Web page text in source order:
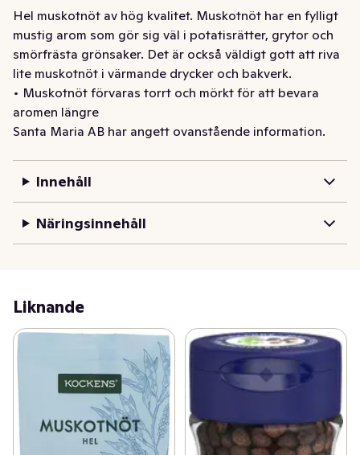
Hel muskotnöt av hög kvalitet. Muskotnöt har en fylligt
mustig arom som gör sig väl i potatisrätter, grytor och
smörfrästa grönsaker. Det är också väldigt gott att riva
lite muskotnöt i värmande drycker och bakverk.
• Muskotnöt förvaras torrt och mörkt för att bevara
aromen längre
Santa Maria AB har angett ovanstående information.
Innehåll
Näringsinnehåll
Liknande